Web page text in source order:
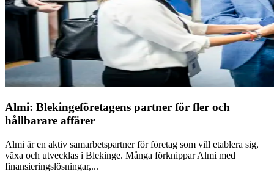
Almi: Blekingeföretagens partner för fler och
hållbarare affärer
Almi är en aktiv samarbetspartner för företag som vill etablera sig,
växa och utvecklas i Blekinge. Många förknippar Almi med
finansieringslösningar,...